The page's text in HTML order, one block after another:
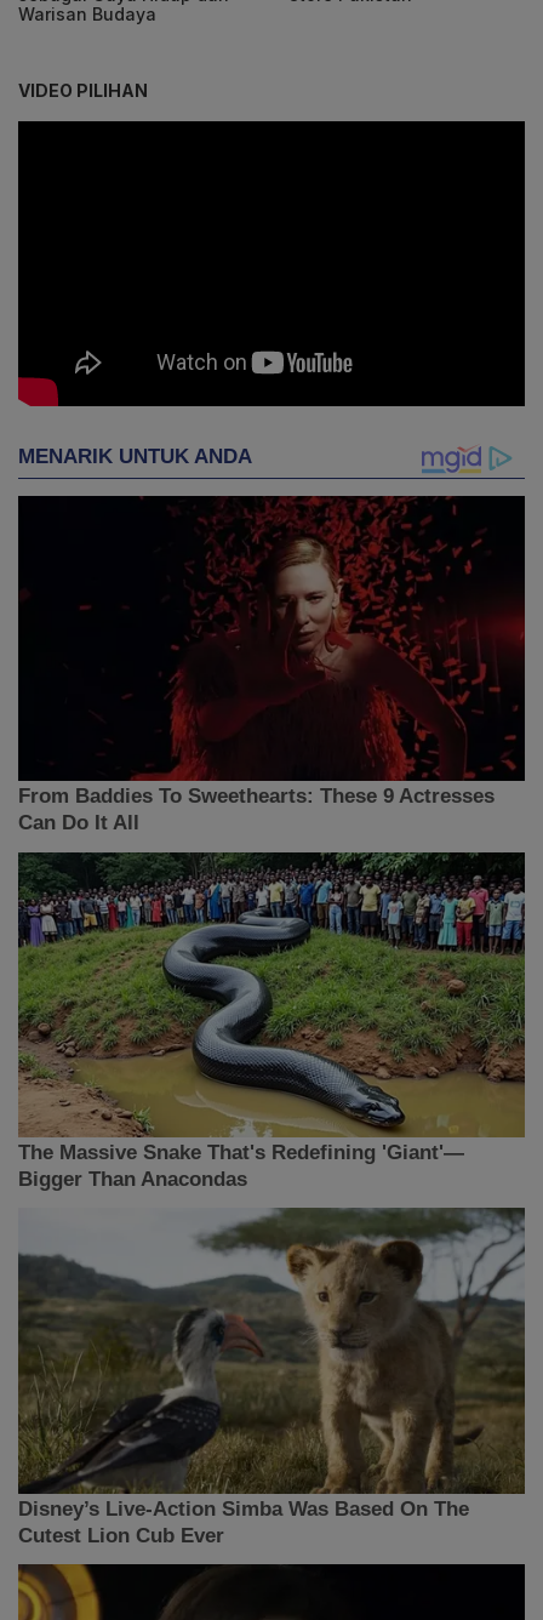
Warisan Budaya
VIDEO PILIHAN